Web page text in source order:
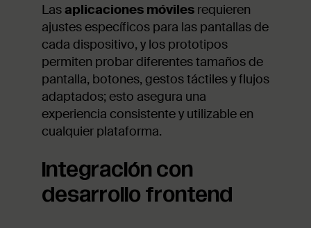
Lasaplicaciones móviles requieren
ajustes específicos para las pantallas de
cada dispositivo, y los prototipos
permiten probar diferentes tamaños de
pantalla, botones, gestos táctiles y flujos
adaptados; esto asegura una
experiencia consistente y utilizable en
cualquier plataforma.
Integración con
desarrollo frontend